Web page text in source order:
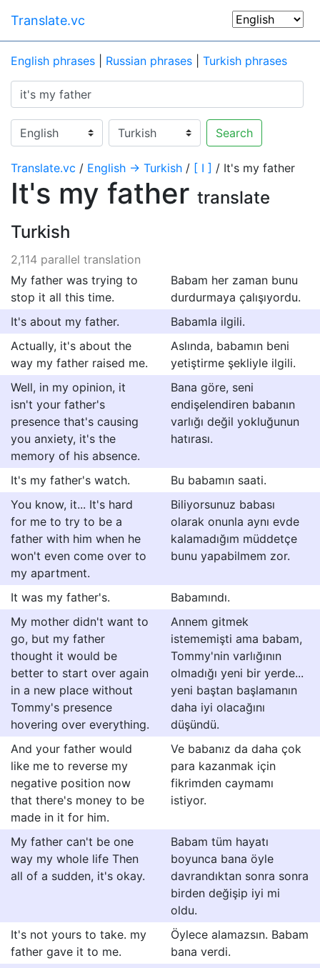
Translate.vc
English phrases Russian phrases Turkish phrases
Search
Translate.vc / English → Turkish / [ I ] / It's my father
It's my father translate
Turkish
2,114 parallel translation
My father was trying to
stop it all this time.
Babam her zaman bunu
durdurmaya çalışıyordu.
It's about my father.
Babamla ilgili.
Actually, it's about the
way my father raised me.
Aslında, babamın beni
yetiştirme şekliyle ilgili.
Well, in my opinion, it
isn't your father's
presence that's causing
you anxiety, it's the
memory of his absence.
Bana göre, seni
endişelendiren babanın
varlığı değil yokluğunun
hatırası.
It's my father's watch.
Bu babamın saati.
You know, it... It's hard
for me to try to be a
father with him when he
won't even come over to
my apartment.
Biliyorsunuz babası
olarak onunla aynı evde
kalamadığım müddetçe
bunu yapabilmem zor.
It was my father's.
Babamındı.
My mother didn't want to
go, but my father
thought it would be
better to start over again
in a new place without
Tommy's presence
hovering over everything.
Annem gitmek
istememişti ama babam,
Tommy'nin varlığının
olmadığı yeni bir yerde...
yeni baştan başlamanın
daha iyi olacağını
düşündü.
And your father would
like me to reverse my
negative position now
that there's money to be
made in it for him.
Ve babanız da daha çok
para kazanmak için
fikrimden caymamı
istiyor.
My father can't be one
way my whole life Then
all of a sudden, it's okay.
Babam tüm hayatı
boyunca bana öyle
davrandıktan sonra sonra
birden değişip iyi mi
oldu.
It's not yours to take. my
father gave it to me.
Öylece alamazsın. Babam
bana verdi.